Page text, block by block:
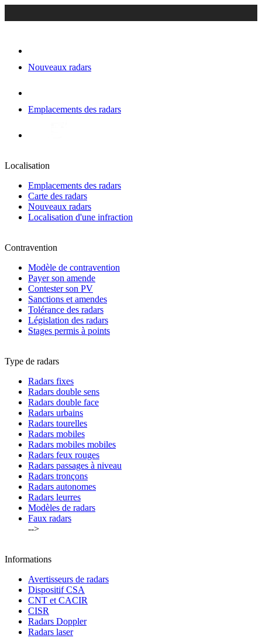
Nouveaux radars
Emplacements des radars
Localisation
Emplacements des radars
Carte des radars
Nouveaux radars
Localisation d'une infraction
Contravention
Modèle de contravention
Payer son amende
Contester son PV
Sanctions et amendes
Tolérance des radars
Législation des radars
Stages permis à points
Type de radars
Radars fixes
Radars double sens
Radars double face
Radars urbains
Radars tourelles
Radars mobiles
Radars mobiles mobiles
Radars feux rouges
Radars passages à niveau
Radars tronçons
Radars autonomes
Radars leurres
Modèles de radars
Faux radars
-->
Informations
Avertisseurs de radars
Dispositif CSA
CNT et CACIR
CISR
Radars Doppler
Radars laser